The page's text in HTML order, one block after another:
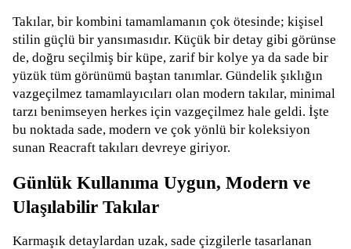
Takılar, bir kombini tamamlamanın çok ötesinde; kişisel
stilin güçlü bir yansımasıdır. Küçük bir detay gibi görünse
de, doğru seçilmiş bir küpe, zarif bir kolye ya da sade bir
yüzük tüm görünümü baştan tanımlar. Gündelik şıklığın
vazgeçilmez tamamlayıcıları olan modern takılar, minimal
tarzı benimseyen herkes için vazgeçilmez hale geldi. İşte
bu noktada sade, modern ve çok yönlü bir koleksiyon
sunan Reacraft takıları devreye giriyor.
Günlük Kullanıma Uygun, Modern ve
Ulaşılabilir Takılar
Karmaşık detaylardan uzak, sade çizgilerle tasarlanan